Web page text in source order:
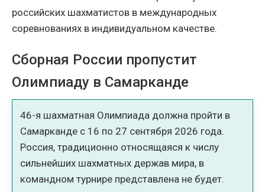
российских шахматистов в международных
соревнованиях в индивидуальном качестве.
Сборная России пропустит
Олимпиаду в Самарканде
46-я шахматная Олимпиада должна пройти в
Самарканде с 16 по 27 сентября 2026 года.
Россия, традиционно относящаяся к числу
сильнейших шахматных держав мира, в
командном турнире представлена не будет.